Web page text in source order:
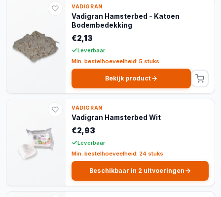
VADIGRAN
Vadigran Hamsterbed - Katoen
Bodembedekking
€2,13
Leverbaar
Min. bestelhoeveelheid: 5 stuks
Bekijk product
VADIGRAN
Vadigran Hamsterbed Wit
€2,93
Leverbaar
Min. bestelhoeveelheid: 24 stuks
Beschikbaar in 2 uitvoeringen